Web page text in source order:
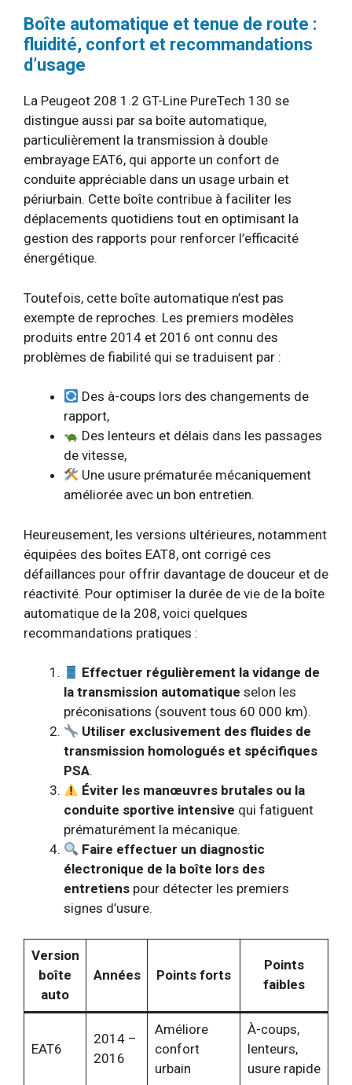
Boîte automatique et tenue de route :
fluidité, confort et recommandations
d’usage
La Peugeot 208 1.2 GT-Line PureTech 130 se
distingue aussi par sa boîte automatique,
particulièrement la transmission à double
embrayage EAT6, qui apporte un confort de
conduite appréciable dans un usage urbain et
périurbain. Cette boîte contribue à faciliter les
déplacements quotidiens tout en optimisant la
gestion des rapports pour renforcer l’efficacité
énergétique.
Toutefois, cette boîte automatique n’est pas
exempte de reproches. Les premiers modèles
produits entre 2014 et 2016 ont connu des
problèmes de fiabilité qui se traduisent par :
Des à-coups lors des changements de
rapport,
Des lenteurs et délais dans les passages
de vitesse,
Une usure prématurée mécaniquement
améliorée avec un bon entretien.
Heureusement, les versions ultérieures, notamment
équipées des boîtes EAT8, ont corrigé ces
défaillances pour offrir davantage de douceur et de
réactivité. Pour optimiser la durée de vie de la boîte
automatique de la 208, voici quelques
recommandations pratiques :
Effectuer régulièrement la vidange de
la transmission automatique selon les
préconisations (souvent tous 60 000 km).
Utiliser exclusivement des fluides de
transmission homologués et spécifiques
PSA.
Éviter les manœuvres brutales ou la
conduite sportive intensive qui fatiguent
prématurément la mécanique.
Faire effectuer un diagnostic
électronique de la boîte lors des
entretiens pour détecter les premiers
signes d’usure.
Version
boîte
auto
Années Points forts
Points
faibles
EAT6
2014 –
2016
Améliore
confort
urbain
À-coups,
lenteurs,
usure rapide